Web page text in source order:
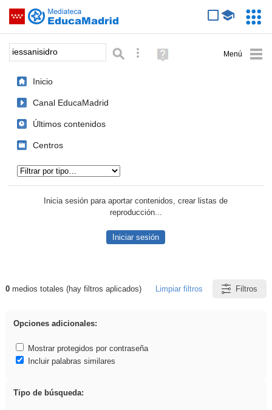
Saltar navegación
Palabra o frase: Búsqueda avanzada
Ayuda
(en
Inicio
Canal EducaMadrid
Últimos contenidos
Centros
Inicia sesión para aportar contenidos, crear listas de
reproducción...
Iniciar sesión
Resultados de: iessanisidro
0medios totales (hay filtros aplicados) Limpiar filtros Filtros
Opciones adicionales:
Mostrar protegidos por contraseña
Incluir palabras similares
Tipo de búsqueda: